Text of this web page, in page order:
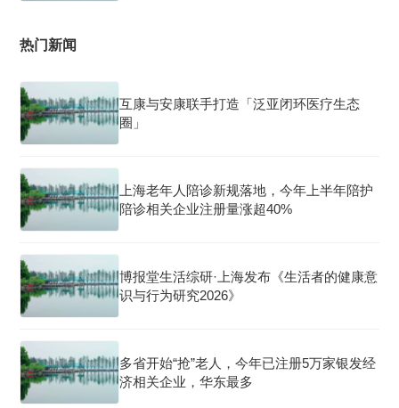
热门新闻
互康与安康联手打造「泛亚闭环医疗生态
圈」
上海老年人陪诊新规落地，今年上半年陪护
陪诊相关企业注册量涨超40%
博报堂生活综研·上海发布《生活者的健康意
识与行为研究2026》
多省开始“抢”老人，今年已注册5万家银发经
济相关企业，华东最多